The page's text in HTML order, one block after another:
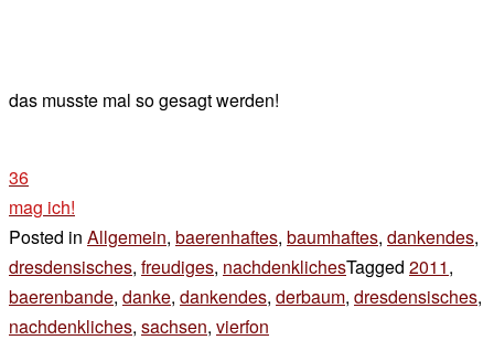
das musste mal so gesagt werden!
36
mag ich!
Posted in Allgemein, baerenhaftes, baumhaftes, dankendes,
dresdensisches, freudiges, nachdenklichesTagged 2011,
baerenbande, danke, dankendes, derbaum, dresdensisches,
nachdenkliches, sachsen, vierfon